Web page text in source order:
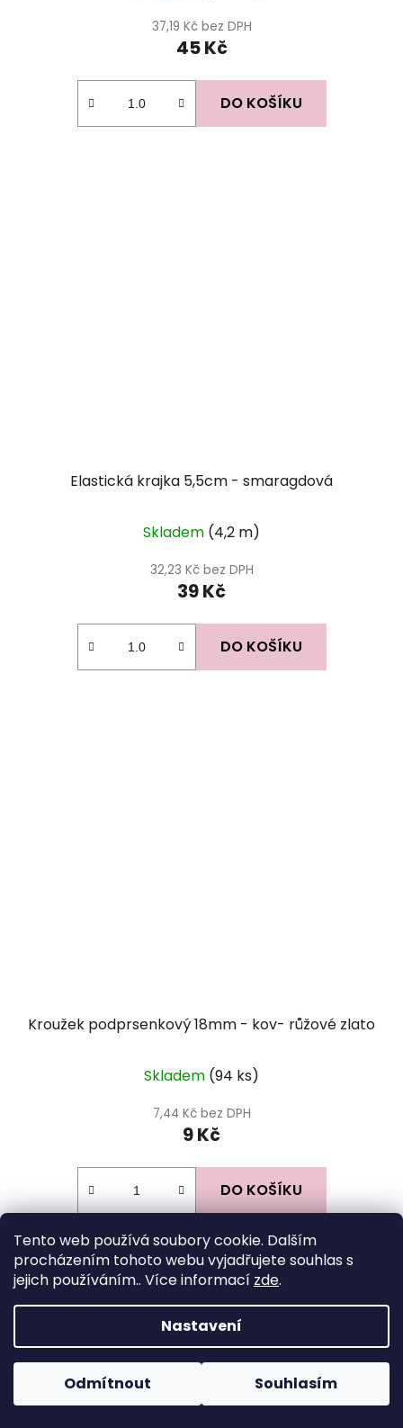
Tento web používá soubory cookie. Dalším
procházením tohoto webu vyjadřujete souhlas s
jejich používáním.. Více informací zde.
Nastavení
Odmítnout Souhlasím
37,19 Kč bez DPH
45 Kč
DO KOŠÍKU
Elastická krajka 5,5cm - smaragdová
Skladem (4,2 m)
32,23 Kč bez DPH
39 Kč
DO KOŠÍKU
Kroužek podprsenkový 18mm - kov- růžové zlato
Skladem (94 ks)
7,44 Kč bez DPH
9 Kč
DO KOŠÍKU
áFacebook
Instagram